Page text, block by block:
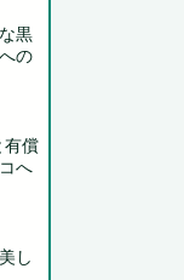
黒
の
有償
へ
し